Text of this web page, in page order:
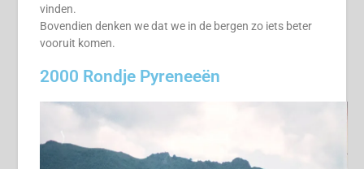
vinden.
Bovendien denken we dat we in de bergen zo iets beter
vooruit komen.
2000 Rondje Pyreneeën